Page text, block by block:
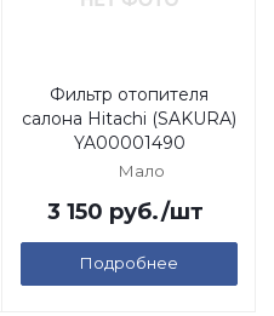
Фильтр отопителя
салона Hitachi (SAKURA)
YA00001490
Мало
3 150 руб./шт
Подробнее